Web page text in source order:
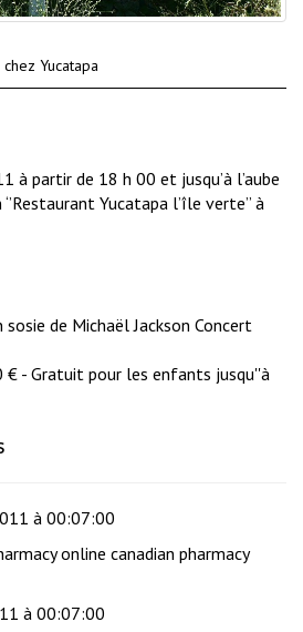
Yucatapa
à partir de 18 h 00 et jusqu’à l’aube
Yucatapa l’île verte’’ à
de Michaël Jackson Concert
€ - Gratuit pour les enfants jusqu''à
à 00:07:00
online canadian pharmacy
à 00:07:00